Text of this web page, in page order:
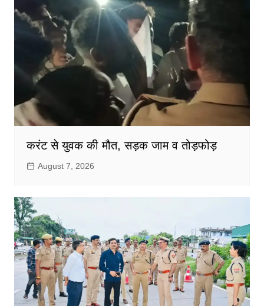
करंट से युवक की मौत, सड़क जाम व तोड़फोड़
August 7, 2026